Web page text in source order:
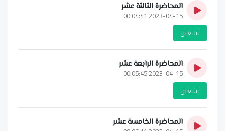
المحاضرة الثالثة عشر
2023-04-15 00:04:41
تشغيل
المحاضرة الرابعة عشر
2023-04-15 00:05:45
تشغيل
المحاضرة الخامسة عشر